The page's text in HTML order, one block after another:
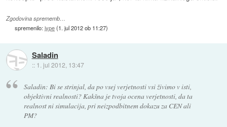
Zgodovina sprememb…
spremenilo:jype(1. jul 2012 ob 11:27)
Saladin
:: 1. jul 2012, 13:47
Saladin: Bi se strinjal, da po vsej verjetnosti vsi živimo v isti,
objektivni realnosti? Kakšna je tvoja ocena verjetnosti, da ta
realnost ni simulacija, pri neizpodbitnem dokazu za CEN ali
PM?